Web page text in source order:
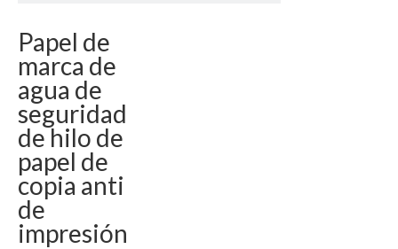
Papel de
marca de
agua de
seguridad
de hilo de
papel de
copia anti
de
impresión